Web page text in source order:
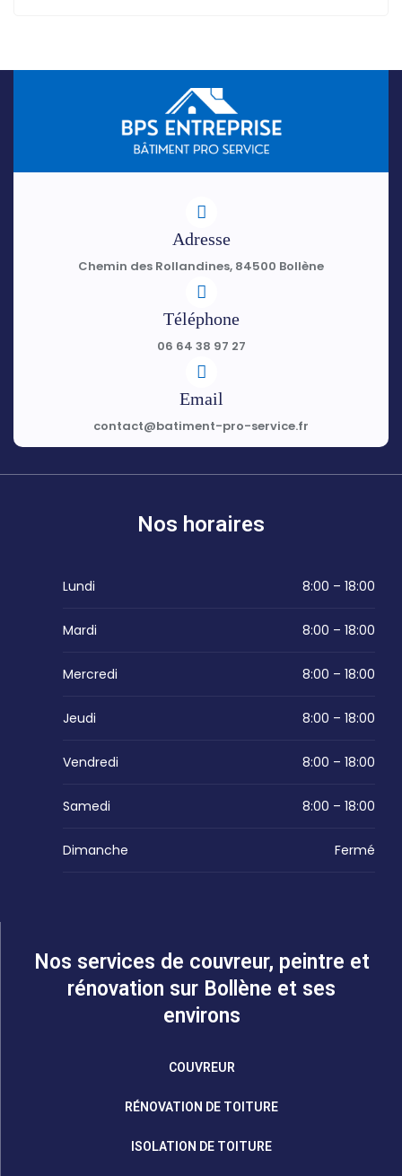
Adresse
Chemin des Rollandines, 84500 Bollène
Téléphone
06 64 38 97 27
Email
contact@batiment-pro-service.fr
Nos horaires
Lundi 8:00 – 18:00
Mardi 8:00 – 18:00
Mercredi 8:00 – 18:00
Jeudi 8:00 – 18:00
Vendredi 8:00 – 18:00
Samedi 8:00 – 18:00
Dimanche Fermé
Nos services de couvreur, peintre et
rénovation sur Bollène et ses
environs
COUVREUR
RÉNOVATION DE TOITURE
ISOLATION DE TOITURE